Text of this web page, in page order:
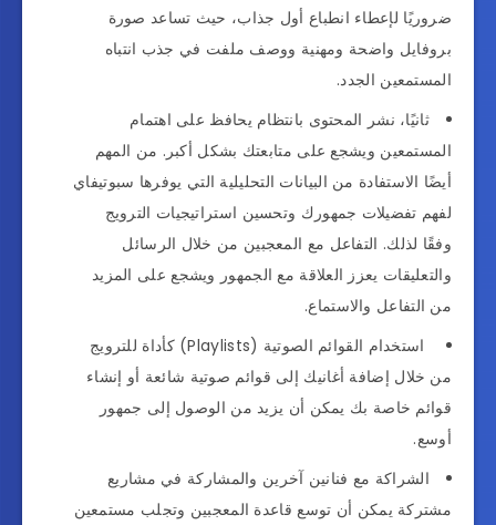
ضروريًا لإعطاء انطباع أول جذاب، حيث تساعد صورة
بروفايل واضحة ومهنية ووصف ملفت في جذب انتباه
المستمعين الجدد.
ثانيًا، نشر المحتوى بانتظام يحافظ على اهتمام
المستمعين ويشجع على متابعتك بشكل أكبر. من المهم
أيضًا الاستفادة من البيانات التحليلية التي يوفرها سبوتيفاي
لفهم تفضيلات جمهورك وتحسين استراتيجيات الترويج
وفقًا لذلك. التفاعل مع المعجبين من خلال الرسائل
والتعليقات يعزز العلاقة مع الجمهور ويشجع على المزيد
من التفاعل والاستماع.
استخدام القوائم الصوتية (Playlists) كأداة للترويج
من خلال إضافة أغانيك إلى قوائم صوتية شائعة أو إنشاء
قوائم خاصة بك يمكن أن يزيد من الوصول إلى جمهور
أوسع.
الشراكة مع فنانين آخرين والمشاركة في مشاريع
مشتركة يمكن أن توسع قاعدة المعجبين وتجلب مستمعين